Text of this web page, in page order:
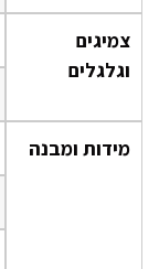
צמיגים
וגלגלים
מידות ומבנה